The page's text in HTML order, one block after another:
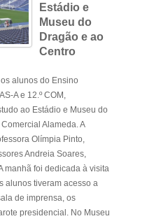
Estádio e
Museu do
Dragão e ao
Centro
alunos do Ensino
A e 12.º COM,
ao Estádio e Museu do
Alameda. A
Olímpia Pinto,
Andreia Soares,
manhã foi dedicada à visita
alunos tiveram acesso a
de imprensa, os
presidencial. No Museu